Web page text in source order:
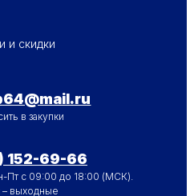
и скидки
в закупки
152-69-66
Пт с 09:00 до 18:00 (МСК).
выходные